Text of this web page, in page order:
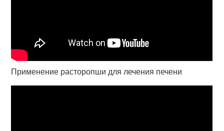
Применение расторопши для лечения печени